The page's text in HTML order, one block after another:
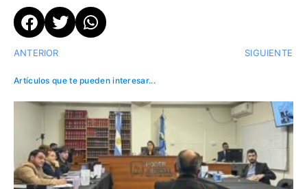
ANTERIOR SIGUIENTE
Artículos que te pueden interesar...